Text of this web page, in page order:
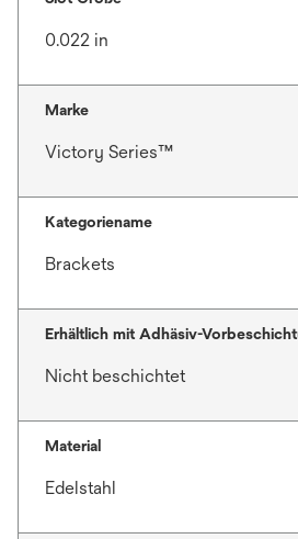
0.022 in
Marke
Victory Series™
Kategoriename
Brackets
Erhältlich mit Adhäsiv-
Nicht beschichtet
Material
Edelstahl